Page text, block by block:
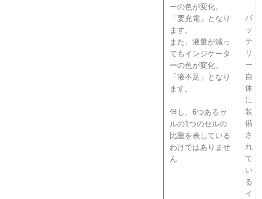
ーの色が変化。
「要充電」となり
ます。
また、液量が減っ
てもインジケータ
ーの色が変化。
「液不足」となり
ます。
但し、6つあるセ
ルの1つのセルの
比重を表している
わけではありませ
ん
バ
ッ
テ
リ
ー
自
体
に
装
備
さ
れ
て
い
る
イ